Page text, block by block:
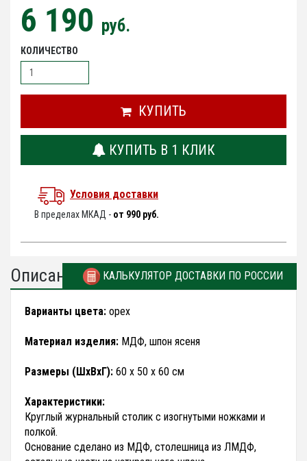
6 190 руб.
КОЛИЧЕСТВО
КУПИТЬ
КУПИТЬ В 1 КЛИК
Условия доставки
В пределах МКАД - от 990 руб.
Описание КАЛЬКУЛЯТОР ДОСТАВКИ ПО РОССИИ
Варианты цвета: орех
Материал изделия: МДФ, шпон ясеня
Размеры (ШхВхГ): 60 х 50 х 60 см
Характеристики:
Круглый журнальный столик с изогнутыми ножками и
полкой.
Основание сделано из МДФ, столешница из ЛМДФ,